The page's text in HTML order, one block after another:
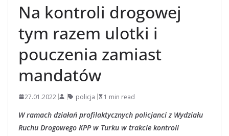
Na kontroli drogowej
tym razem ulotki i
pouczenia zamiast
mandatów
27.01.2022 policja 1 min read
W ramach działań profilaktycznych policjanci z Wydziału
Ruchu Drogowego KPP w Turku w trakcie kontroli